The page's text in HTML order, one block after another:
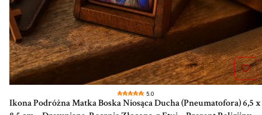
5.0
Ikona Podróżna Matka Boska Niosąca Ducha (Pneumatofora) 6,5 x